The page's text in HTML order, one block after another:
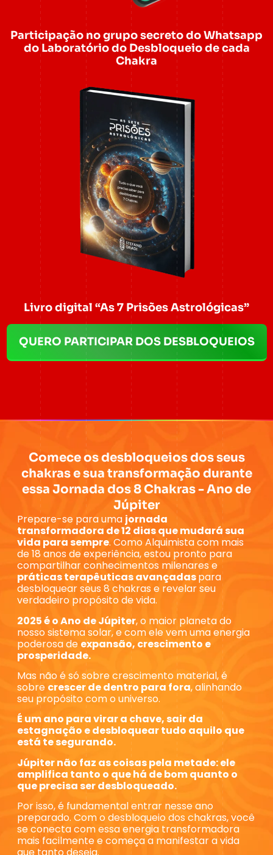
Participação no grupo secreto do Whatsapp
do Laboratório do Desbloqueio de cada
Chakra
Livro digital “As 7 Prisões Astrológicas”
QUERO PARTICIPAR DOS DESBLOQUEIOS
Comece os desbloqueios dos seus
chakras e sua transformação durante
essa Jornada dos 8 Chakras - Ano de
Júpiter
Prepare-se para uma jornada
transformadora de 12 dias que mudará sua
vida para sempre. Como Alquimista com mais
de 18 anos de experiência, estou pronto para
compartilhar conhecimentos milenares e
práticas terapêuticas avançadaspara
desbloquear seus 8 chakras e revelar seu
verdadeiro propósito de vida.
2025 é o Ano de Júpiter, o maior planeta do
nosso sistema solar, e com ele vem uma energia
poderosa de expansão, crescimento e
prosperidade.
Mas não é só sobre crescimento material, é
sobre crescer de dentro para fora, alinhando
seu propósito com o universo.
É um ano para virar a chave, sair da
estagnação e desbloquear tudo aquilo que
está te segurando.
Júpiter não faz as coisas pela metade: ele
amplifica tanto o que há de bom quanto o
que precisa ser desbloqueado.
Por isso, é fundamental entrar nesse ano
preparado. Com o desbloqueio dos chakras, você
se conecta com essa energia transformadora
mais facilmente e começa a manifestar a vida